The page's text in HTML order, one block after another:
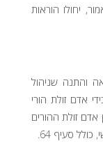
יחולו הוראות
והתנה שניהול
אדם זולת הורי
אדם זולת ההורים
סעיף 64.